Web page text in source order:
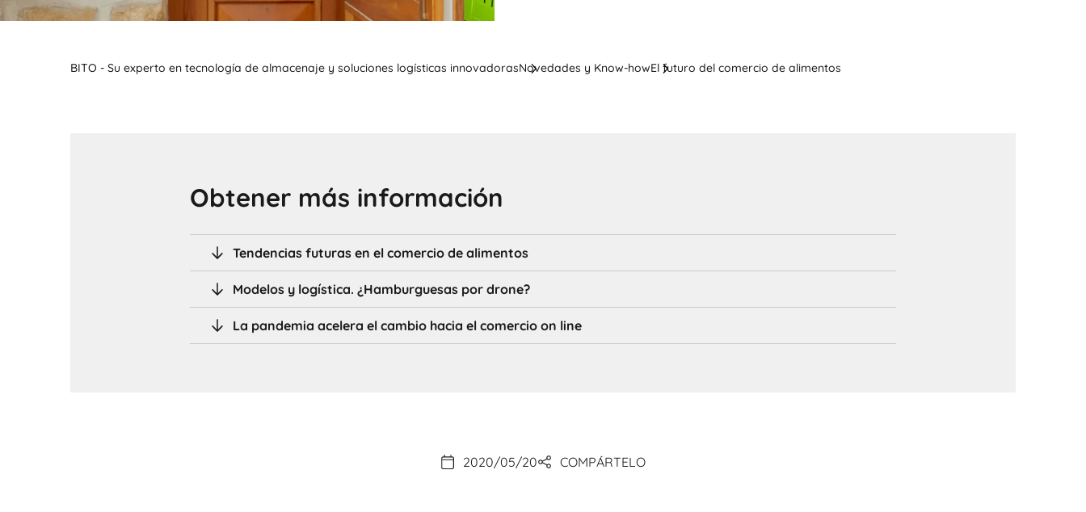
BITO - Su experto en tecnología de almacenaje y soluciones logísticas innovadorasNovedades y Know-howEl futuro del comercio de alimentos
Obtener más información
Tendencias futuras en el comercio de alimentos
Modelos y logística. ¿Hamburguesas por drone?
La pandemia acelera el cambio hacia el comercio on line
2020/05/20 COMPÁRTELO